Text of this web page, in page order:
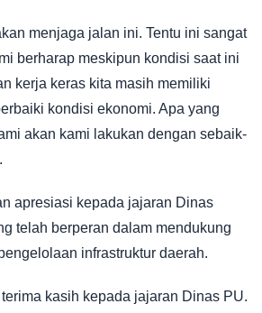
menjaga jalan ini. Tentu ini sangat
berharap meskipun kondisi saat ini
kerja keras kita masih memiliki
kondisi ekonomi. Apa yang
akan kami lakukan dengan sebaik-
apresiasi kepada jajaran Dinas
telah berperan dalam mendukung
infrastruktur daerah.
kasih kepada jajaran Dinas PU.